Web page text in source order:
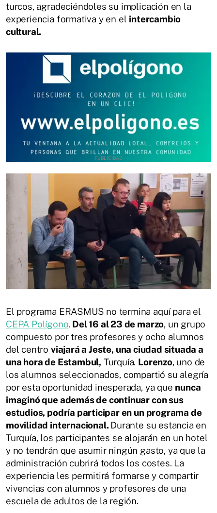
turcos, agradeciéndoles su implicación en la
experiencia formativa y en el intercambio
cultural.
El programa ERASMUS no termina aquí para el
CEPA Polígono. Del 16 al 23 de marzo, un grupo
compuesto por tres profesores y ocho alumnos
del centro viajará a Jeste, una ciudad situada a
una hora de Estambul, Turquía. Lorenzo, uno de
los alumnos seleccionados, compartió su alegría
por esta oportunidad inesperada, ya que nunca
imaginó que además de continuar con sus
estudios, podría participar en un programa de
movilidad internacional. Durante su estancia en
Turquía, los participantes se alojarán en un hotel
y no tendrán que asumir ningún gasto, ya que la
administración cubrirá todos los costes. La
experiencia les permitirá formarse y compartir
vivencias con alumnos y profesores de una
escuela de adultos de la región.